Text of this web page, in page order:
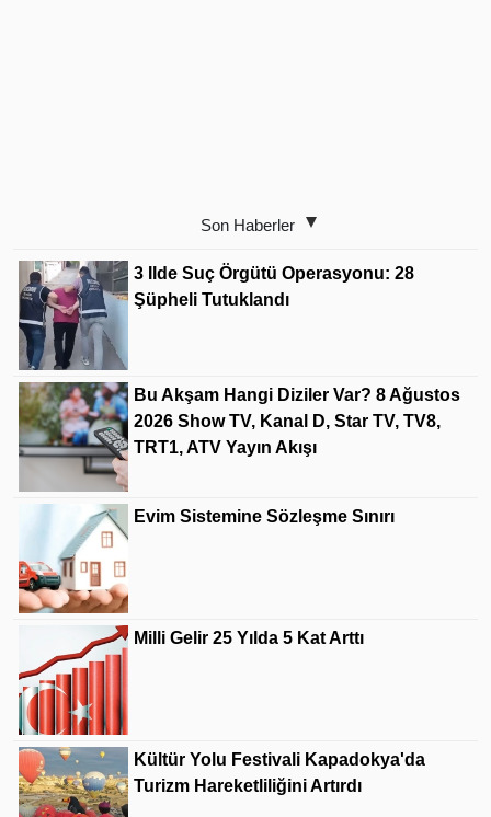
Son Haberler
3 Ilde Suç Örgütü Operasyonu: 28
Şüpheli Tutuklandı
Bu Akşam Hangi Diziler Var? 8 Ağustos
2026 Show TV, Kanal D, Star TV, TV8,
TRT1, ATV Yayın Akışı
Evim Sistemine Sözleşme Sınırı
Milli Gelir 25 Yılda 5 Kat Arttı
Kültür Yolu Festivali Kapadokya'da
Turizm Hareketliliğini Artırdı